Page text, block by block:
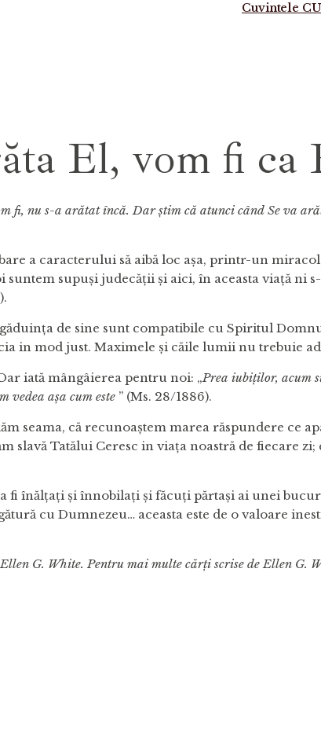
Cuvintele
El, vom fi ca
fi, nu s-a arătat încă. Dar știm că atunci când Se va
a caracterului să aibă loc așa, printr-un
supuși judecății și aici, în aceasta viață ni
de sine sunt compatibile cu Spiritul
in mod just. Maximele și căile lumii nu trebuie
iată mângâierea pentru noi: „Prea iubiților, acum
vedea așa cum este ” (Ms. 28/1886).
seama, că recunoaștem marea răspundere ce
slavă Tatălui Ceresc in viața noastră de fiecare
fi înălțați și înnobilați și făcuți părtași ai unei
cu Dumnezeu… aceasta este de o valoare
G. White. Pentru mai multe cărți scrise de Ellen G.